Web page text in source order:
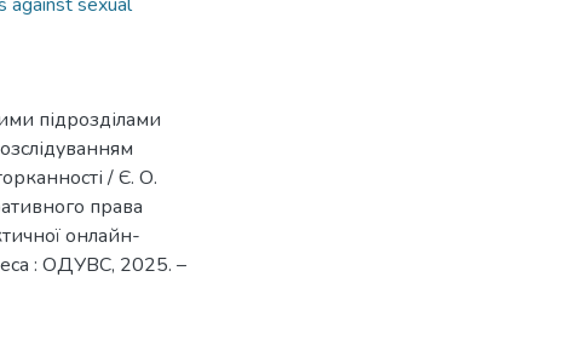
підрозділами
/ Є. О.
права
онлайн-
: ОДУВС, 2025. –